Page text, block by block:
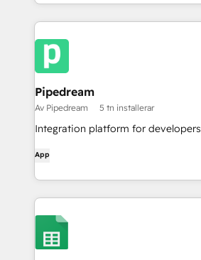
Pipedream
Av Pipedream 5 tn installerar
Integration platform for developers
App